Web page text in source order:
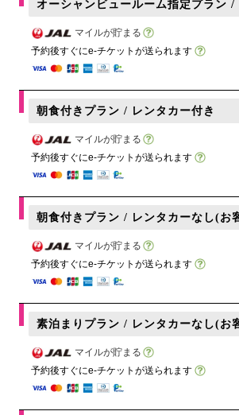
オーシャンビュールーム指定プラン /
マイルが貯まる
予約後すぐにe-チケットが送られます
朝食付きプラン / レンタカー付き
マイルが貯まる
予約後すぐにe-チケットが送られます
朝食付きプラン / レンタカーなし(お
マイルが貯まる
予約後すぐにe-チケットが送られます
素泊まりプラン / レンタカーなし(お
マイルが貯まる
予約後すぐにe-チケットが送られます